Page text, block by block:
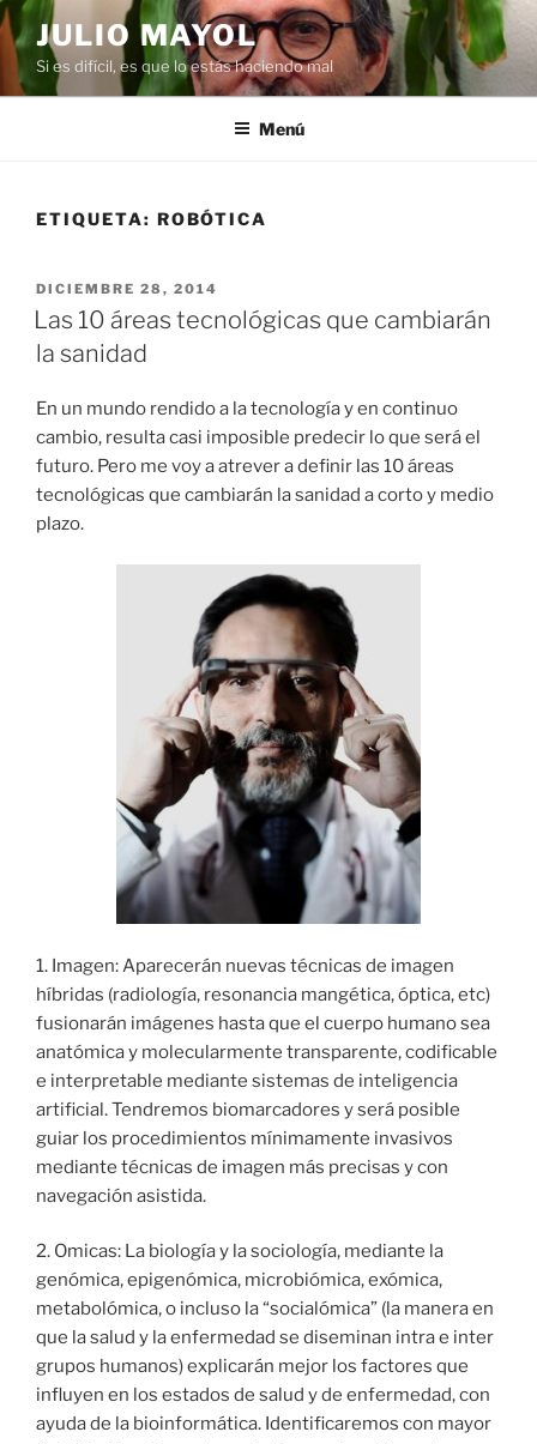
Saltar
al
contenido
JULIO MAYOL
Si es difícil, es que lo estás haciendo mal
Menú
ETIQUETA: ROBÓTICA
PUBLICADO
EL
DICIEMBRE 28, 2014
Las 10 áreas tecnológicas que cambiarán
la sanidad
En un mundo rendido a la tecnología y en continuo
cambio, resulta casi imposible predecir lo que será el
futuro. Pero me voy a atrever a definir las 10 áreas
tecnológicas que cambiarán la sanidad a corto y medio
plazo.
1. Imagen: Aparecerán nuevas técnicas de imagen
híbridas (radiología, resonancia mangética, óptica, etc)
fusionarán imágenes hasta que el cuerpo humano sea
anatómica y molecularmente transparente, codificable
e interpretable mediante sistemas de inteligencia
artificial. Tendremos biomarcadores y será posible
guiar los procedimientos mínimamente invasivos
mediante técnicas de imagen más precisas y con
navegación asistida.
2. Omicas: La biología y la sociología, mediante la
genómica, epigenómica, microbiómica, exómica,
metabolómica, o incluso la “socialómica” (la manera en
que la salud y la enfermedad se diseminan intra e inter
grupos humanos) explicarán mejor los factores que
influyen en los estados de salud y de enfermedad, con
ayuda de la bioinformática. Identificaremos con mayor